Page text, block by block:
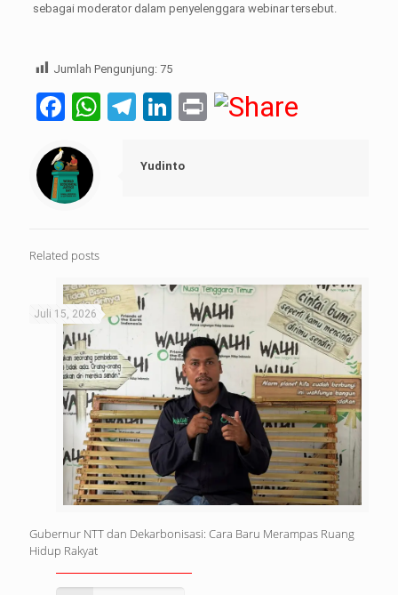
sebagai moderator dalam penyelenggara webinar tersebut.
Jumlah Pengunjung: 75
Facebook
WhatsApp
Telegram
LinkedIn
Print
Yudinto
Related posts
Juli 15, 2026
Gubernur NTT dan Dekarbonisasi: Cara Baru Merampas Ruang
Hidup Rakyat